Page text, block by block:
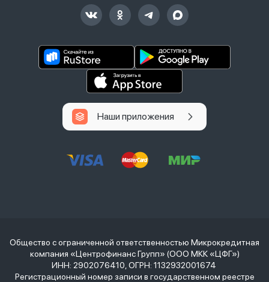
Наши приложения
Общество с ограниченной ответственностью Микрокредитная
компания «Центрофинанс Групп» (ООО МКК «ЦФГ»)
ИНН: 2902076410, ОГРН: 1132932001674
Регистрационный номер записи в государственном реестре